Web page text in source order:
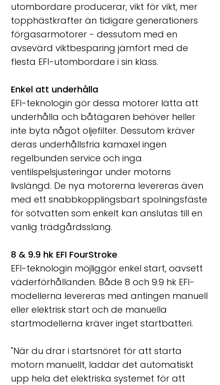
utombordare producerar, vikt för vikt, mer
topphästkrafter än tidigare generationers
förgasarmotorer - dessutom med en
avsevärd viktbesparing jämfört med de
flesta EFI-utombordare i sin klass.
Enkel att underhålla
EFI-teknologin gör dessa motorer lätta att
underhålla och båtägaren behöver heller
inte byta något oljefilter. Dessutom kräver
deras underhållsfria kamaxel ingen
regelbunden service och inga
ventilspelsjusteringar under motorns
livslängd. De nya motorerna levereras även
med ett snabbkopplingsbart spolningsfäste
för sötvatten som enkelt kan anslutas till en
vanlig trädgårdsslang.
8 & 9.9 hk EFI FourStroke
EFI-teknologin möjliggör enkel start, oavsett
väderförhållanden. Både 8 och 9.9 hk EFI-
modellerna levereras med antingen manuell
eller elektrisk start och de manuella
startmodellerna kräver inget startbatteri.
"När du drar i startsnöret för att starta
motorn manuellt, laddar det automatiskt
upp hela det elektriska systemet för att